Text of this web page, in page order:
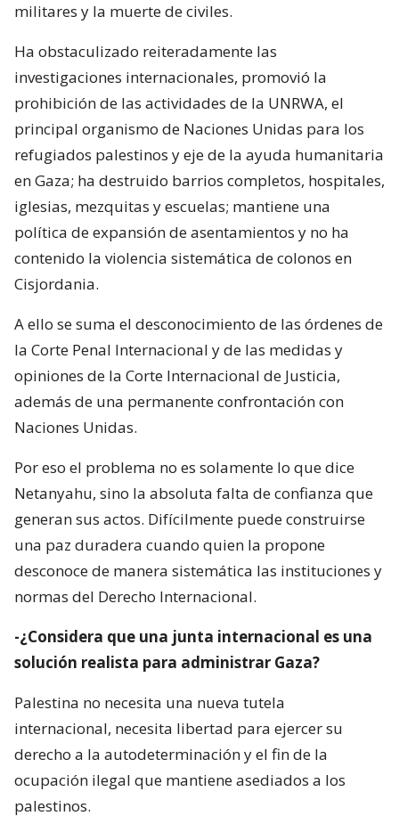
militares y la muerte de civiles.
Ha obstaculizado reiteradamente las
investigaciones internacionales, promovió la
prohibición de las actividades de la UNRWA, el
principal organismo de Naciones Unidas para los
refugiados palestinos y eje de la ayuda humanitaria
en Gaza; ha destruido barrios completos, hospitales,
iglesias, mezquitas y escuelas; mantiene una
política de expansión de asentamientos y no ha
contenido la violencia sistemática de colonos en
Cisjordania.
A ello se suma el desconocimiento de las órdenes de
la Corte Penal Internacional y de las medidas y
opiniones de la Corte Internacional de Justicia,
además de una permanente confrontación con
Naciones Unidas.
Por eso el problema no es solamente lo que dice
Netanyahu, sino la absoluta falta de confianza que
generan sus actos. Difícilmente puede construirse
una paz duradera cuando quien la propone
desconoce de manera sistemática las instituciones y
normas del Derecho Internacional.
-¿Considera que una junta internacional es una
solución realista para administrar Gaza?
Palestina no necesita una nueva tutela
internacional, necesita libertad para ejercer su
derecho a la autodeterminación y el fin de la
ocupación ilegal que mantiene asediados a los
palestinos.